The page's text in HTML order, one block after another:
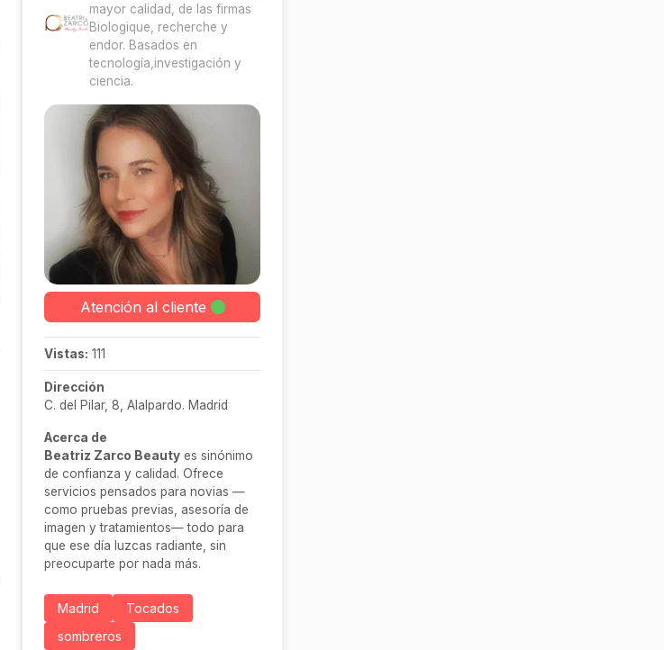
mayor calidad, de las firmas
Biologique, recherche y
endor. Basados en
tecnología,investigación y
ciencia.
Atención al cliente
Vistas: 111
Dirección
C. del Pilar, 8, Alalpardo. Madrid
Acerca de
Beatriz Zarco Beauty es sinónimo
de confianza y calidad. Ofrece
servicios pensados para novias —
como pruebas previas, asesoría de
imagen y tratamientos— todo para
que ese día luzcas radiante, sin
preocuparte por nada más.
Madrid
Tocados
sombreros